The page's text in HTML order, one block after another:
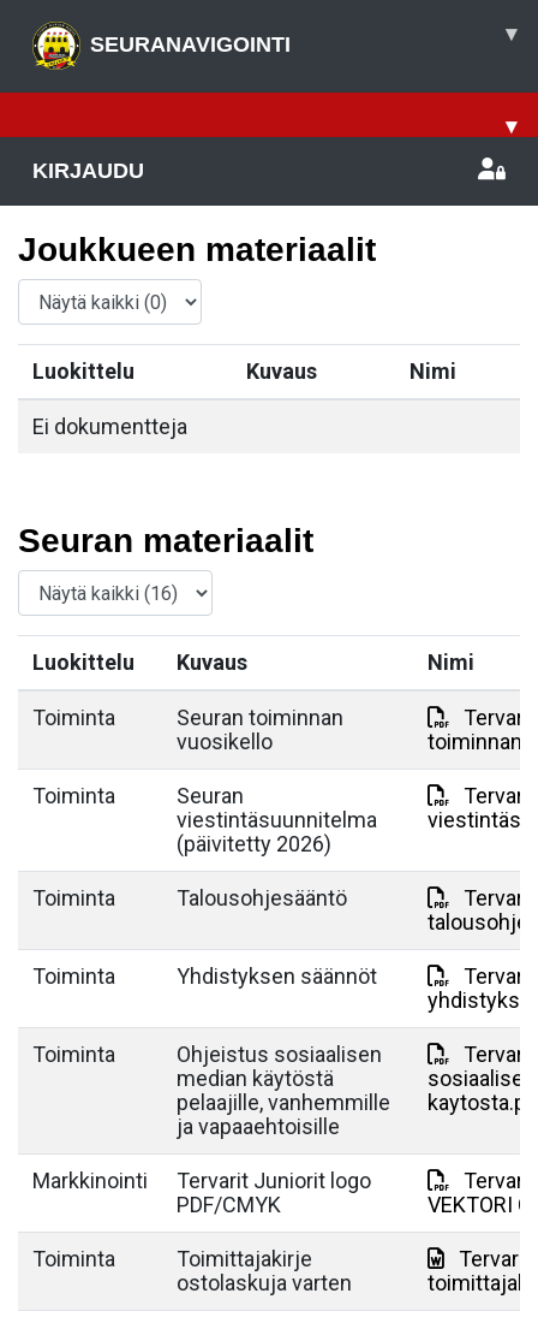
SEURANAVIGOINTI ▾
▾
KIRJAUDU
Joukkueen materiaalit
Luokittelu Kuvaus Nimi
Ei dokumentteja
Seuran materiaalit
Luokittelu Kuvaus Nimi
Toiminta
Seuran toiminnan
vuosikello
toiminnan
Toiminta
Seuran
viestintäsuunnitelma
(päivitetty 2026)
Toiminta Talousohjesääntö
Toiminta Yhdistyksen säännöt
Toiminta
Ohjeistus sosiaalisen
median käytöstä
pelaajille, vanhemmille
ja vapaaehtoisille
Markkinointi
Tervarit Juniorit logo
PDF/CMYK
VEKTORI
Toiminta
Toimittajakirje
ostolaskuja varten
Tervarit